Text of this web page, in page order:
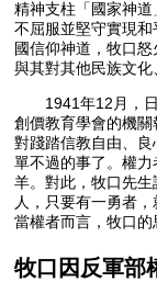
精神支柱「國家神
不屈服並堅守實現
國信仰神道，牧口
與其對其他民族文化
1941年12月，日
創價教育學會的機關
對踐踏信教自由、
單不過的事了。權
羊。對此，牧口先
人，只要有一勇者
當權者而言，牧口的
牧口因反軍部